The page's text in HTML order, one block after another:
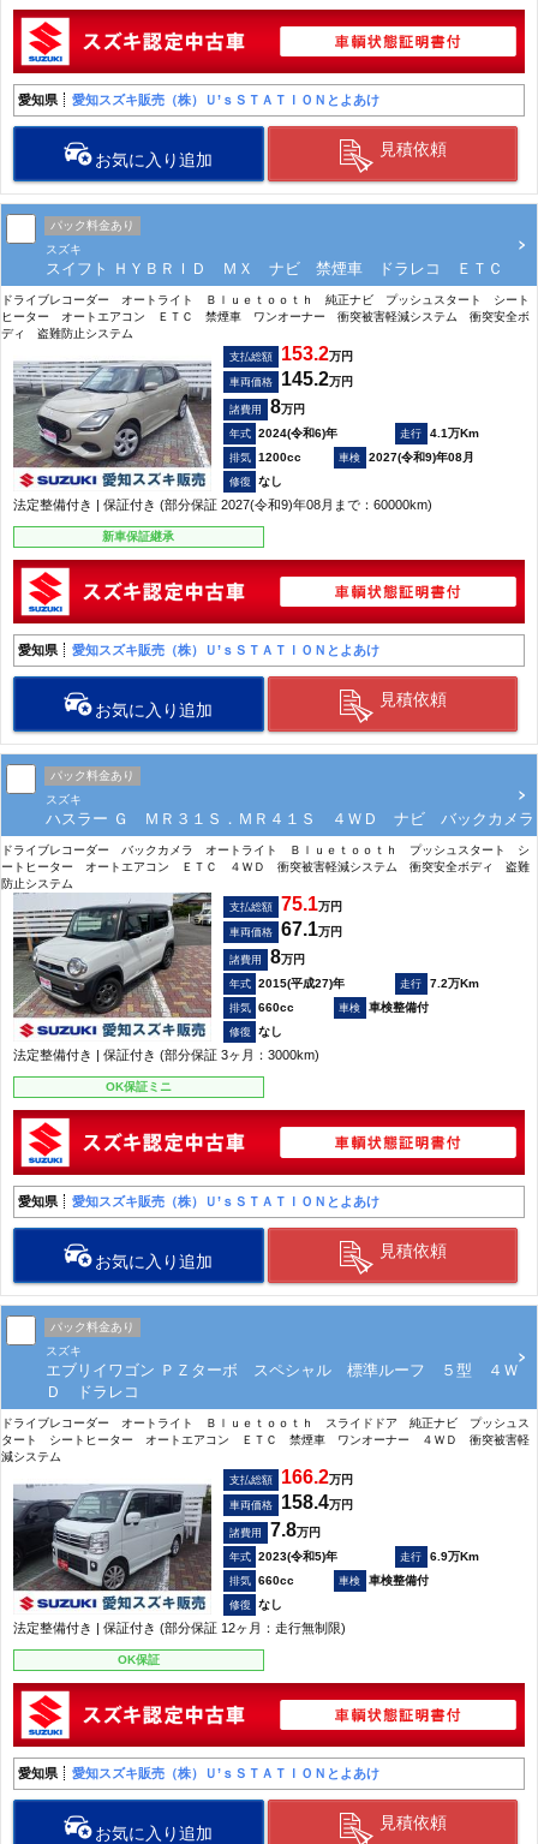
愛知県 愛知スズキ販売（株）Ｕ’ｓＳＴＡＴＩＯＮとよあけ
お気に入り追加
見積依頼
パック料金あり
スズキ
スイフト ＨＹＢＲＩＤ ＭＸ ナビ 禁煙車 ドラレコ ＥＴＣ
ドライブレコーダー オートライト Ｂｌｕｅｔｏｏｔｈ 純正ナビ プッシュスタート シート
ヒーター オートエアコン ＥＴＣ 禁煙車 ワンオーナー 衝突被害軽減システム 衝突安全ボ
ディ 盗難防止システム
支払総額 153.2万円
車両価格 145.2万円
諸費用 8万円
2024(令和6)年
4.1万Km
1200cc
2027(令和9)年08月
なし
法定整備付き | 保証付き (部分保証 2027(令和9)年08月まで：60000km)
新車保証継承
愛知県 愛知スズキ販売（株）Ｕ’ｓＳＴＡＴＩＯＮとよあけ
お気に入り追加
見積依頼
パック料金あり
スズキ
ハスラー Ｇ ＭＲ３１Ｓ．ＭＲ４１Ｓ ４ＷＤ ナビ バックカメラ
ドライブレコーダー バックカメラ オートライト Ｂｌｕｅｔｏｏｔｈ プッシュスタート シ
ートヒーター オートエアコン ＥＴＣ ４ＷＤ 衝突被害軽減システム 衝突安全ボディ 盗難
防止システム
支払総額 75.1万円
車両価格 67.1万円
諸費用 8万円
2015(平成27)年
7.2万Km
660cc
車検整備付
なし
法定整備付き | 保証付き (部分保証 3ヶ月：3000km)
OK保証ミニ
愛知県 愛知スズキ販売（株）Ｕ’ｓＳＴＡＴＩＯＮとよあけ
お気に入り追加
見積依頼
パック料金あり
スズキ
エブリイワゴン ＰＺターボ スペシャル 標準ルーフ ５型 ４Ｗ
Ｄ ドラレコ
ドライブレコーダー オートライト Ｂｌｕｅｔｏｏｔｈ スライドドア 純正ナビ プッシュス
タート シートヒーター オートエアコン ＥＴＣ 禁煙車 ワンオーナー ４ＷＤ 衝突被害軽
減システム
支払総額 166.2万円
車両価格 158.4万円
諸費用 7.8万円
2023(令和5)年
6.9万Km
660cc
車検整備付
なし
法定整備付き | 保証付き (部分保証 12ヶ月：走行無制限)
OK保証
愛知県 愛知スズキ販売（株）Ｕ’ｓＳＴＡＴＩＯＮとよあけ
お気に入り追加
見積依頼